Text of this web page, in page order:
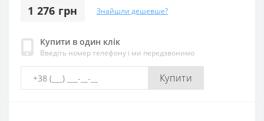
1 276 грн Знайшли дешевше?
Купити в один клік
Введіть номер телефону і ми передзвонимо
Купити